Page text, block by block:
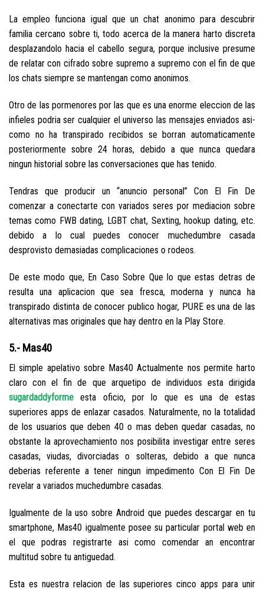
La empleo funciona igual que un chat anonimo para descubrir
familia cercano sobre ti, todo acerca de la manera harto discreta
desplazandolo hacia el cabello segura, porque inclusive presume
de relatar con cifrado sobre supremo a supremo con el fin de que
los chats siempre se mantengan como anonimos.
Otro de las pormenores por las que es una enorme eleccion de las
infieles podri­a ser cualquier el universo las mensajes enviados asi­
como no ha transpirado recibidos se borran automaticamente
posteriormente sobre 24 horas, debido a que nunca quedara
ningun historial sobre las conversaciones que has tenido.
Tendras que producir un “anuncio personal” Con El Fin De
comenzar a conectarte con variados seres por mediacion sobre
temas como FWB dating, LGBT chat, Sexting, hookup dating, etc.
debido a lo cual puedes conocer muchedumbre casada
desprovisto demasiadas complicaciones o rodeos.
De este modo que, En Caso Sobre Que lo que estas detras de
resulta una aplicacion que sea fresca, moderna y nunca ha
transpirado distinta de conocer publico hogar, PURE es una de las
alternativas mas originales que hay dentro en la Play Store.
5.- Mas40
El simple apelativo sobre Mas40 Actualmente nos permite harto
claro con el fin de que arquetipo de individuos esta dirigida
sugardaddyforme esta oficio, por lo que es una de estas
superiores apps de enlazar casados. Naturalmente, no la totalidad
de los usuarios que deben 40 o mas deben quedar casadas, no
obstante la aprovechamiento nos posibilita investigar entre seres
casadas, viudas, divorciadas o solteras, debido a que nunca
deberias referente a tener ningun impedimento Con El Fin De
revelar a variados muchedumbre casadas.
Igualmente de la uso sobre Android que puedes descargar en tu
smartphone, Mas40 igualmente posee su particular portal web en
el que podras registrarte asi­ como comendar an encontrar
multitud sobre tu antiguedad.
Esta es nuestra relacion de las superiores cinco apps para unir